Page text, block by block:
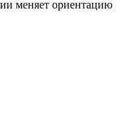
меняет ориентацию